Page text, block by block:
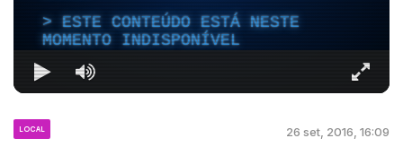
ESTE CONTEÚDO ESTÁ NESTE
MOMENTO INDISPONÍVEL
LOCAL 26 set, 2016, 16:09